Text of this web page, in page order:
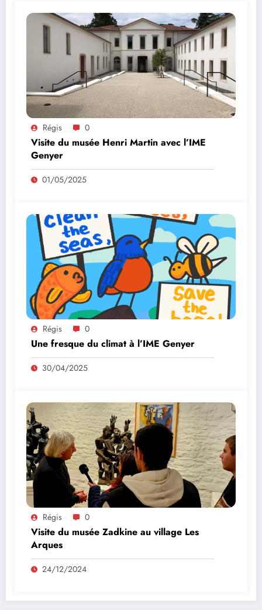
Régis 0
Visite du musée Henri Martin avec l’IME
Genyer
01/05/2025
Régis 0
Une fresque du climat à l’IME Genyer
30/04/2025
Régis 0
Visite du musée Zadkine au village Les
Arques
24/12/2024